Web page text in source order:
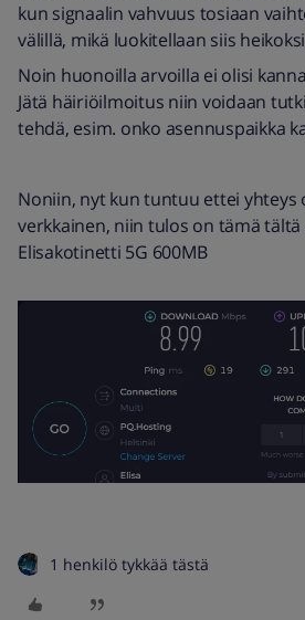
kun signaalin vahvuus tosiaan
välillä, mikä luokitellaan siis
Noin huonoilla arvoilla ei olisi
Jätä häiriöilmoitus niin voidaan
tehdä, esim. onko asennuspaikka
Noniin, nyt kun tuntuu ettei yhteys
verkkainen, niin tulos on tämä
Elisakotinetti 5G 600MB
1 henkilö tykkää tästä